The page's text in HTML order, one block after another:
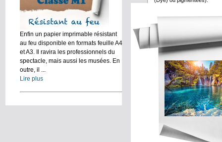
Enfin un papier imprimable résistant
au feu disponible en formats feuille A4
et A3. Il ravira les professionnels du
spectacle, mais aussi les musées. En
outre, il ...
Lire plus